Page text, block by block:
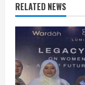
e
R
e
RELATED NEWS